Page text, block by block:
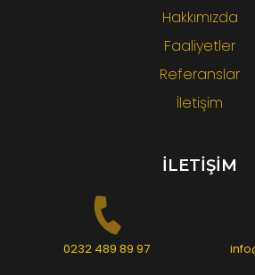
Hakkımızda
Faaliyetler
Referanslar
İletişim
İLETİŞİM
0232 489 89 97